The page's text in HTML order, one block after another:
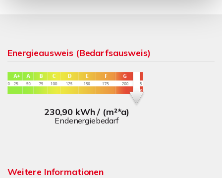
Energieausweis (Bedarfsausweis)
230,90 kWh / (m²*a)
Endenergiebedarf
Weitere Informationen